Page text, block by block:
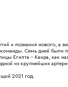
и познания нового, а
Семь дней
Египта – Каира,
из крупнейших
2021 год.